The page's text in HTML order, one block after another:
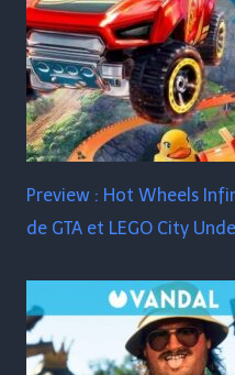
Preview : Hot Wheels
de GTA et LEGO City